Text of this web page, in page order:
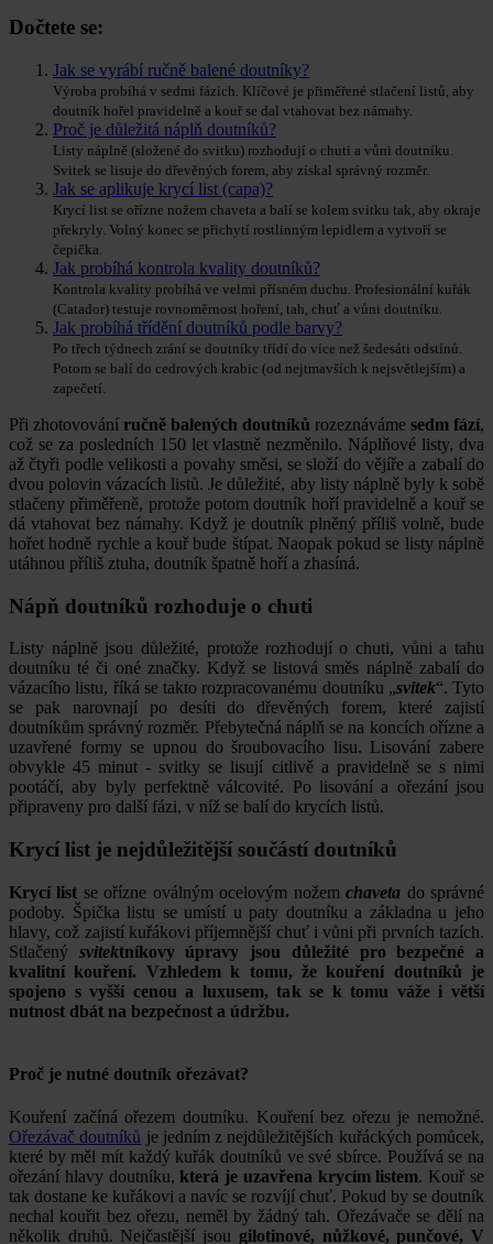
Dočtete se:
Jak se vyrábí ručně balené doutníky?
Výroba probíhá v sedmi fázích. Klíčové je přiměřené stlačení listů, aby
doutník hořel pravidelně a kouř se dal vtahovat bez námahy.
Proč je důležitá náplň doutníků?
Listy náplně (složené do svitku) rozhodují o chuti a vůni doutníku.
Svitek se lisuje do dřevěných forem, aby získal správný rozměr.
Jak se aplikuje krycí list (capa)?
Krycí list se ořízne nožem chaveta a balí se kolem svitku tak, aby okraje
překryly. Volný konec se přichytí rostlinným lepidlem a vytvoří se
čepička.
Jak probíhá kontrola kvality doutníků?
Kontrola kvality probíhá ve velmi přísném duchu. Profesionální kuřák
(Catador) testuje rovnoměrnost hoření, tah, chuť a vůni doutníku.
Jak probíhá třídění doutníků podle barvy?
Po třech týdnech zrání se doutníky třídí do více než šedesáti odstínů.
Potom se balí do cedrových krabic (od nejtmavších k nejsvětlejším) a
zapečetí.
Při zhotovování ručně balených doutníků rozeznáváme sedm fází,
což se za posledních 150 let vlastně nezměnilo. Náplňové listy, dva
až čtyři podle velikosti a povahy směsi, se složí do vějíře a zabalí do
dvou polovin vázacích listů. Je důležité, aby listy náplně byly k sobě
stlačeny přiměřeně, protože potom doutník hoří pravidelně a kouř se
dá vtahovat bez námahy. Když je doutník plněný příliš volně, bude
hořet hodně rychle a kouř bude štípat. Naopak pokud se listy náplně
utáhnou příliš ztuha, doutník špatně hoří a zhasíná.
Nápň doutníků rozhoduje o chuti
Listy náplně jsou důležité, protože rozhodují o chuti, vůni a tahu
doutníku té či oné značky. Když se listová směs náplně zabalí do
vázacího listu, říká se takto rozpracovanému doutníku „svitek“. Tyto
se pak narovnají po desíti do dřevěných forem, které zajistí
doutníkům správný rozměr. Přebytečná náplň se na koncích ořízne a
uzavřené formy se upnou do šroubovacího lisu. Lisování zabere
obvykle 45 minut - svitky se lisují citlivě a pravidelně se s nimi
pootáčí, aby byly perfektně válcovité. Po lisování a ořezání jsou
připraveny pro další fázi, v níž se balí do krycích listů.
Krycí list je nejdůležitější součástí doutníků
Krycí list se ořízne oválným ocelovým nožemchaveta do správné
podoby. Špička listu se umístí u paty doutníku a základna u jeho
hlavy, což zajistí kuřákovi příjemnější chuť i vůni při prvních tazích.
Stlačený svitektníkovy úpravy jsou důležité pro bezpečné a
kvalitní kouření. Vzhledem k tomu, že kouření doutníků je
spojeno s vyšší cenou a luxusem, tak se k tomu váže i větší
nutnost dbát na bezpečnost a údržbu.
Proč je nutné doutník ořezávat?
Kouření začíná ořezem doutníku. Kouření bez ořezu je nemožné.
Ořezávač doutníků je jedním z nejdůležitějších kuřáckých pomůcek,
které by měl mít každý kuřák doutníků ve své sbírce. Používá se na
ořezání hlavy doutníku, která je uzavřena krycím listem. Kouř se
tak dostane ke kuřákovi a navíc se rozvíjí chuť. Pokud by se doutník
nechal kouřit bez ořezu, neměl by žádný tah. Ořezávače se dělí na
několik druhů. Nejčastější jsou gilotinové, nůžkové, punčové, V